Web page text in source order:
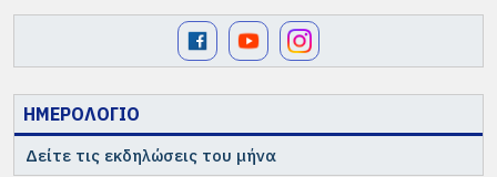
ΗΜΕΡΟΛΟΓΙΟ
Δείτε τις εκδηλώσεις του μήνα